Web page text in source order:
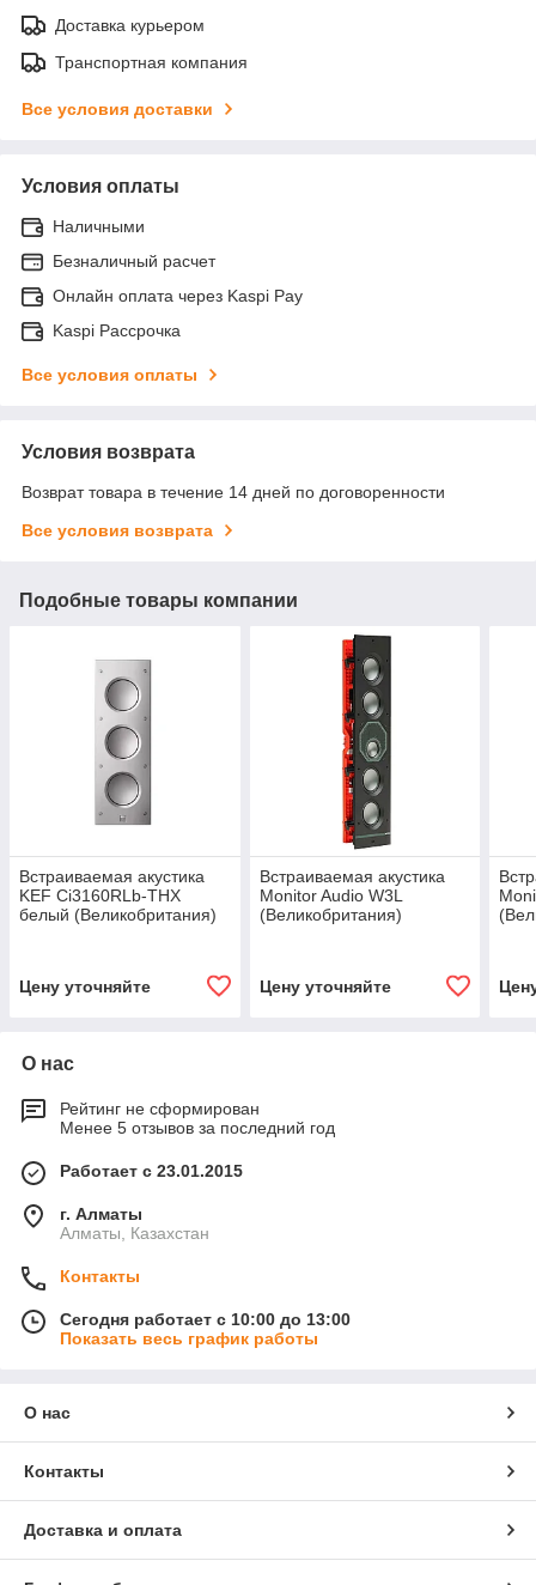
Доставка курьером
Транспортная компания
Все условия доставки
Условия оплаты
Наличными
Безналичный расчет
Онлайн оплата через Kaspi Pay
Kaspi Рассрочка
Все условия оплаты
Условия возврата
Возврат товара в течение 14 дней по договоренности
Все условия возврата
Подобные товары компании
Встраиваемая акустика
KEF Ci3160RLb-THX
белый (Великобритания)
Цену уточняйте
Встраиваемая акустика
Monitor Audio W3L
(Великобритания)
Цену уточняйте
О нас
Рейтинг не сформирован
Менее 5 отзывов за последний год
Работает с 23.01.2015
г. Алматы
Алматы, Казахстан
Контакты
Сегодня работает с 10:00 до 13:00
Показать весь график работы
О нас
Контакты
Доставка и оплата